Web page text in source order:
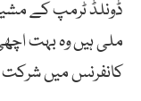
ڈونلڈ ٹرمپ کے
ملی ہیں وہ بہت
کانفرنس میں شرکت